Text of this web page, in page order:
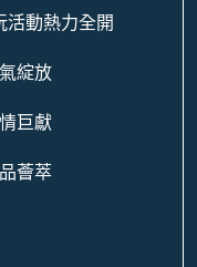
活動熱力全開
綻放
巨獻
薈萃